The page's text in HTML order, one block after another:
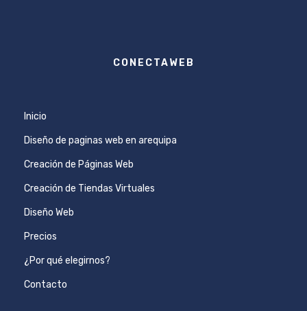
CONECTAWEB
Inicio
Diseño de paginas web en arequipa
Creación de Páginas Web
Creación de Tiendas Virtuales
Diseño Web
Precios
¿Por qué elegirnos?
Contacto